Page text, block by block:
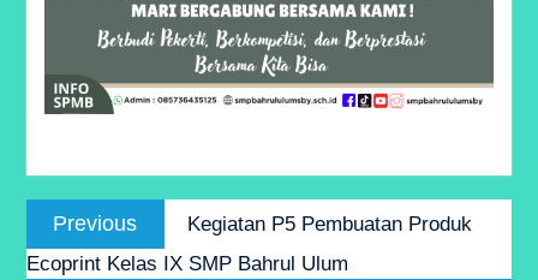
Post
navigation
Previous
post:
Kegiatan P5 Pembuatan Produk
Ecoprint Kelas IX SMP Bahrul Ulum